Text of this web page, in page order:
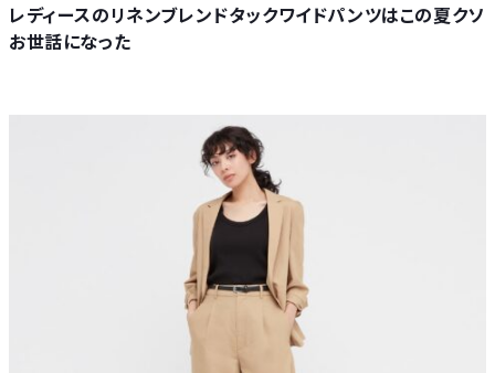
レディースのリネンブレンドタックワイドパンツはこの夏クソ
お世話になった